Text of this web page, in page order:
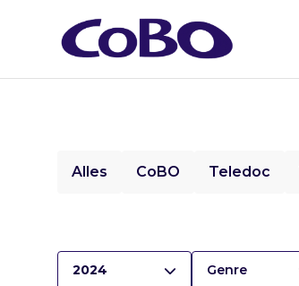
Alles CoBO Teledoc
2024 Genre